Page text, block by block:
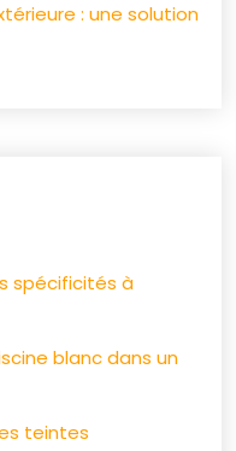
: une solution
spécificités à
blanc dans un
teintes